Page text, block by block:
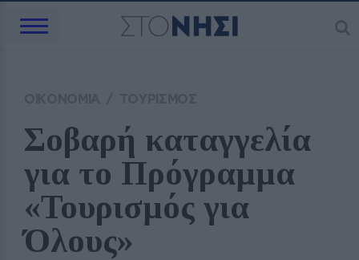
Σοβαρή καταγγελία
για το Πρόγραμμα
«Τουρισμός για
Όλους»